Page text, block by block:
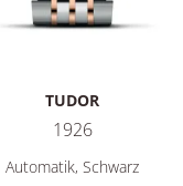
TUDOR
1926
Ref: M91551-
Automatik, Schwarz